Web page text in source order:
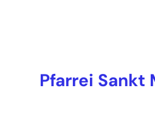
Pfarrei Sankt